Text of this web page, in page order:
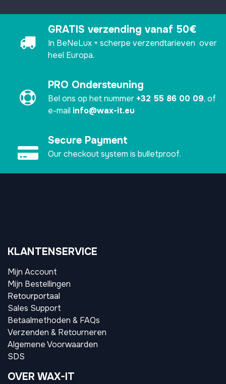
GRATIS verzending vanaf 50€
In BeNeLux + scherpe verzendtarieven over
heel Europa.
PRO Ondersteuning
Bel ons op het nummer +32 55 86 00 09, of
e-mail info@wax-it.eu
Secure Payment
Our checkout system is bulletproof.
KLANTENSERVICE
Mijn Account
Mijn Bestellingen
Retourportaal
Sales Support
Betaalmethoden & FAQs
Verzenden & Retourneren
Algemene Voorwaarden
SDS
OVER WAX-IT